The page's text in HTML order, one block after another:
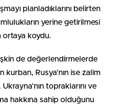
planladıklarını belirten
yerine getirilmesi
ortaya koydu.
de değerlendirmelerde
kurban, Rusya’nın ise zalim
topraklarını ve
hakkına sahip olduğunu